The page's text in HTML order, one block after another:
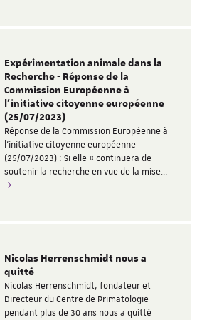
Expérimentation animale dans la
Recherche - Réponse de la
Commission Européenne à
l'initiative citoyenne européenne
(25/07/2023)
Réponse de la Commission Européenne à
l'initiative citoyenne européenne
(25/07/2023) : Si elle « continuera de
soutenir la recherche en vue de la mise…
Nicolas Herrenschmidt nous a
quitté
Nicolas Herrenschmidt, fondateur et
Directeur du Centre de Primatologie
pendant plus de 30 ans nous a quitté